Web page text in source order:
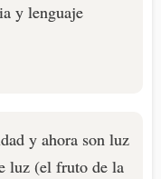
y lenguaje
y ahora son luz
luz (el fruto de la